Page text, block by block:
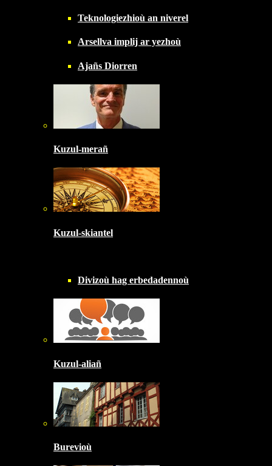
Teknologiezhioù an niverel
Arsellva implij ar yezhoù
Ajañs Diorren
Kuzul-merañ
Kuzul-skiantel
Divizoù hag erbedadennoù
Kuzul-aliañ
Burevioù